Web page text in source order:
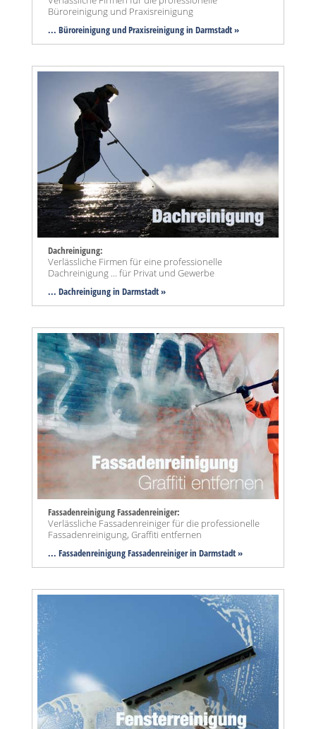
Büroreinigung und Praxisreinigung
... Büroreinigung und Praxisreinigung in Darmstadt »
Dachreinigung:
Verlässliche Firmen für eine professionelle
Dachreinigung ... für Privat und Gewerbe
... Dachreinigung in Darmstadt »
Fassadenreinigung Fassadenreiniger:
Verlässliche Fassadenreiniger für die professionelle
Fassadenreinigung, Graffiti entfernen
... Fassadenreinigung Fassadenreiniger in Darmstadt »